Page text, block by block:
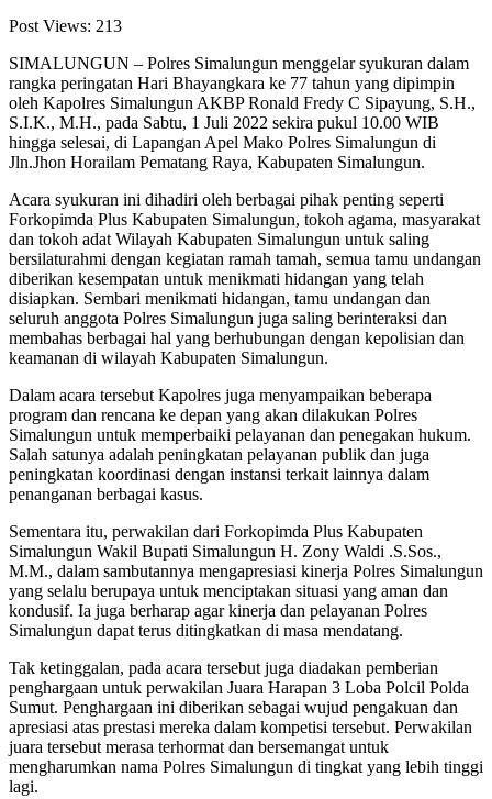
Post Views: 213
SIMALUNGUN – Polres Simalungun menggelar syukuran dalam
rangka peringatan Hari Bhayangkara ke 77 tahun yang dipimpin
oleh Kapolres Simalungun AKBP Ronald Fredy C Sipayung, S.H.,
S.I.K., M.H., pada Sabtu, 1 Juli 2022 sekira pukul 10.00 WIB
hingga selesai, di Lapangan Apel Mako Polres Simalungun di
Jln.Jhon Horailam Pematang Raya, Kabupaten Simalungun.
Acara syukuran ini dihadiri oleh berbagai pihak penting seperti
Forkopimda Plus Kabupaten Simalungun, tokoh agama, masyarakat
dan tokoh adat Wilayah Kabupaten Simalungun untuk saling
bersilaturahmi dengan kegiatan ramah tamah, semua tamu undangan
diberikan kesempatan untuk menikmati hidangan yang telah
disiapkan. Sembari menikmati hidangan, tamu undangan dan
seluruh anggota Polres Simalungun juga saling berinteraksi dan
membahas berbagai hal yang berhubungan dengan kepolisian dan
keamanan di wilayah Kabupaten Simalungun.
Dalam acara tersebut Kapolres juga menyampaikan beberapa
program dan rencana ke depan yang akan dilakukan Polres
Simalungun untuk memperbaiki pelayanan dan penegakan hukum.
Salah satunya adalah peningkatan pelayanan publik dan juga
peningkatan koordinasi dengan instansi terkait lainnya dalam
penanganan berbagai kasus.
Sementara itu, perwakilan dari Forkopimda Plus Kabupaten
Simalungun Wakil Bupati Simalungun H. Zony Waldi .S.Sos.,
M.M., dalam sambutannya mengapresiasi kinerja Polres Simalungun
yang selalu berupaya untuk menciptakan situasi yang aman dan
kondusif. Ia juga berharap agar kinerja dan pelayanan Polres
Simalungun dapat terus ditingkatkan di masa mendatang.
Tak ketinggalan, pada acara tersebut juga diadakan pemberian
penghargaan untuk perwakilan Juara Harapan 3 Loba Polcil Polda
Sumut. Penghargaan ini diberikan sebagai wujud pengakuan dan
apresiasi atas prestasi mereka dalam kompetisi tersebut. Perwakilan
juara tersebut merasa terhormat dan bersemangat untuk
mengharumkan nama Polres Simalungun di tingkat yang lebih tinggi
lagi.